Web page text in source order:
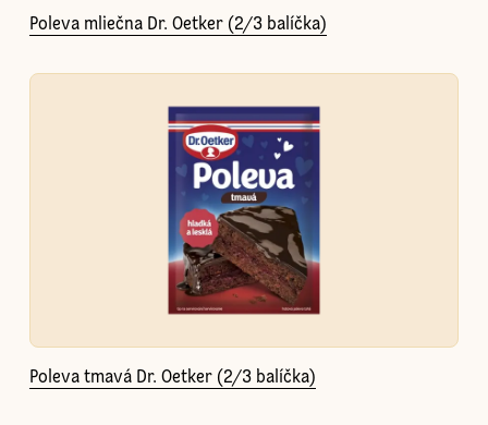
Poleva mliečna Dr. Oetker (2/3 balíčka)
Poleva tmavá Dr. Oetker (2/3 balíčka)